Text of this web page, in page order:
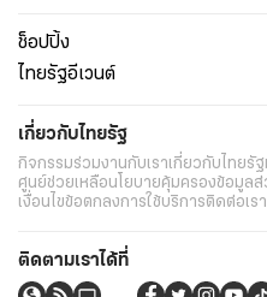
ช็อปปิ้ง
ไทยรัฐอีเวนต์
เกี่ยวกับไทยรัฐ
กิจกรรมร่วมงานกับเราเกี่ยวกับไทยรัฐ
ศูนย์ช่วยเหลือนโยบายคุ้มครองข้อมูล
เงื่อนไขข้อตกลงการใช้บริการติดต่อเรา
ติดตามเราได้ที่